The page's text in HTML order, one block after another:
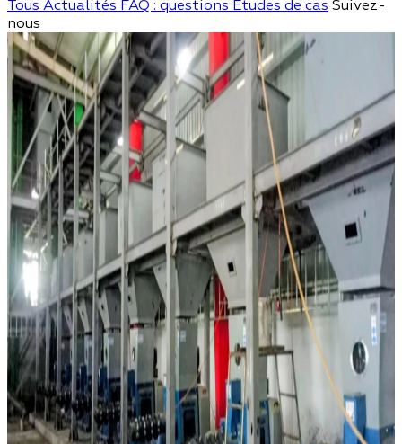
Tous Actualités FAQ : questions Études de cas Suivez-
nous